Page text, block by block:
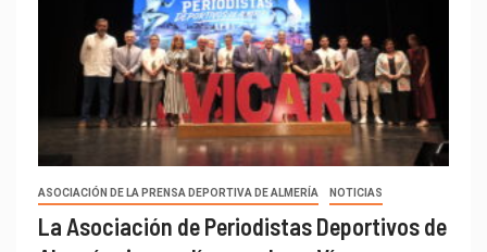
ASOCIACIÓN DE LA PRENSA DEPORTIVA DE ALMERÍA NOTICIAS
La Asociación de Periodistas Deportivos de